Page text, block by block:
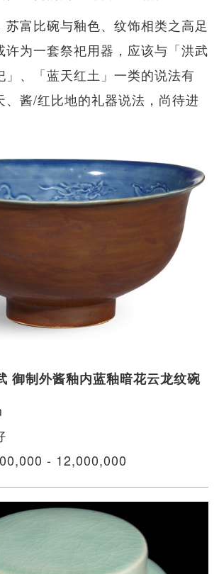
苏富比碗与釉色、纹饰相类之高足
许为一套祭祀用器，应该与「洪武
」、「蓝天红土」一类的说法有
、酱/红比地的礼器说法，尚待进
御制外酱釉内蓝釉暗花云龙纹碗
- 12,000,000